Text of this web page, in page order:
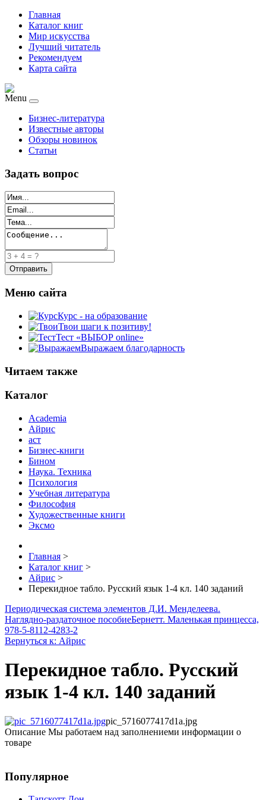
Главная
Каталог книг
Мир искусства
Лучший читатель
Рекомендуем
Карта сайта
Menu
Бизнес-литература
Известные авторы
Обзоры новинок
Статьи
Задать вопрос
Меню сайта
Курс - на образование
Твои шаги к позитиву!
Тест «ВЫБОР online»
Выражаем благодарность
Читаем также
Каталог
Academia
Айрис
аст
Бизнес-книги
Бином
Наука. Техника
Психология
Учебная литература
Философия
Художественные книги
Эксмо
Главная >
Каталог книг >
Айрис >
Перекидное табло. Русский язык 1-4 кл. 140 заданий
Периодическая система элементов Д.И. Менделеева.
Наглядно-раздаточное пособиеБернетт. Маленькая принцесса,
978-5-8112-4283-2
Вернуться к: Айрис
Перекидное табло. Русский
язык 1-4 кл. 140 заданий
pic_5716077417d1a.jpg
Описание Мы работаем над заполнениеми информации о
товаре
Популярное